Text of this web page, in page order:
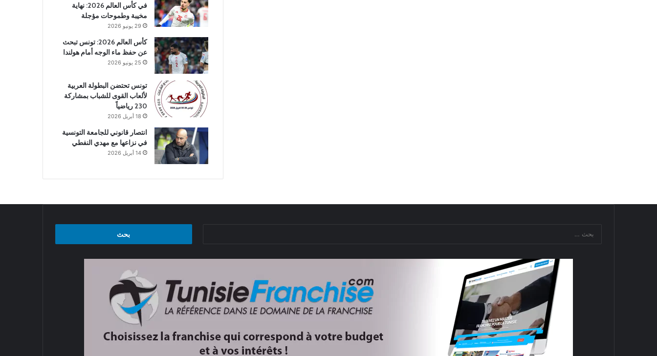
في كأس العالم 2026: نهاية
مخيبة وطموحات مؤجلة
29 يونيو 2026
كأس العالم 2026: تونس تبحث
عن حفظ ماء الوجه أمام هولندا
25 يونيو 2026
تونس تحتضن البطولة العربية
لألعاب القوى للشباب بمشاركة
230 رياضياً
18 أبريل 2026
انتصار قانوني للجامعة التونسية
في نزاعها مع مهدي النفطي
14 أبريل 2026